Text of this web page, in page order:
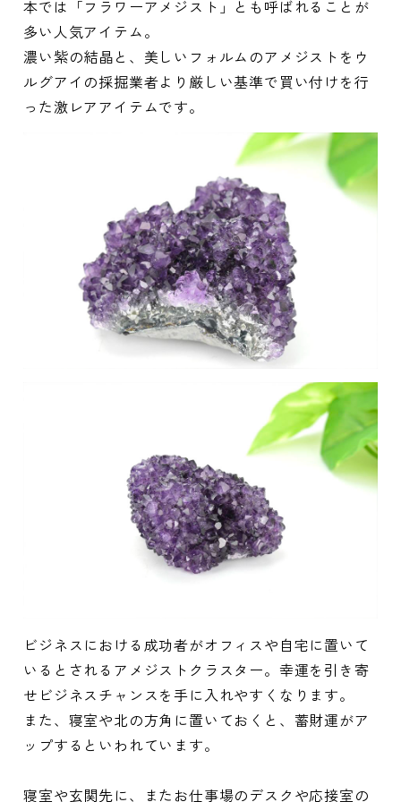
本では「フラワーアメジスト」とも呼ばれることが
多い人気アイテム。
濃い紫の結晶と、美しいフォルムのアメジストをウ
ルグアイの採掘業者より厳しい基準で買い付けを行
った激レアアイテムです。
ビジネスにおける成功者がオフィスや自宅に置いて
いるとされるアメジストクラスター。幸運を引き寄
せビジネスチャンスを手に入れやすくなります。
また、寝室や北の方角に置いておくと、蓄財運がア
ップするといわれています。
寝室や玄関先に、またお仕事場のデスクや応接室の